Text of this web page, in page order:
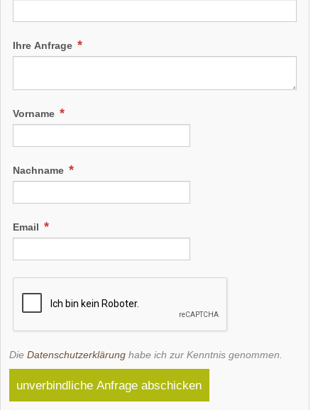
Ihre Anfrage
Vorname
Nachname
Email
Die Datenschutzerklärung habe ich zur Kenntnis genommen.
unverbindliche Anfrage abschicken